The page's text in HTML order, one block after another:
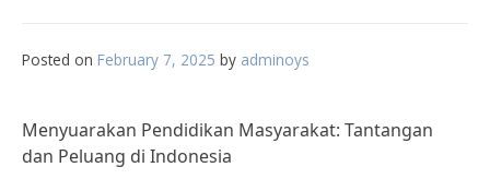
Posted on February 7, 2025 by adminoys
Menyuarakan Pendidikan Masyarakat: Tantangan
dan Peluang di Indonesia